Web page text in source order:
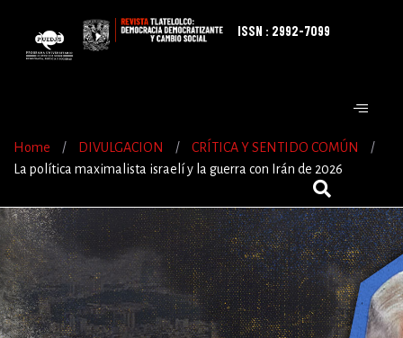
ISSN : 2992-7099
Home / DIVULGACION / CRÍTICA Y SENTIDO COMÚN
/
La política maximalista israelí y la guerra con Irán de 2026